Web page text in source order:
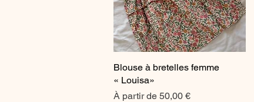
Aperçu rapide
Blouse à bretelles femme
« Louisa»
À partir de 50,00 €
Prix promotionnel